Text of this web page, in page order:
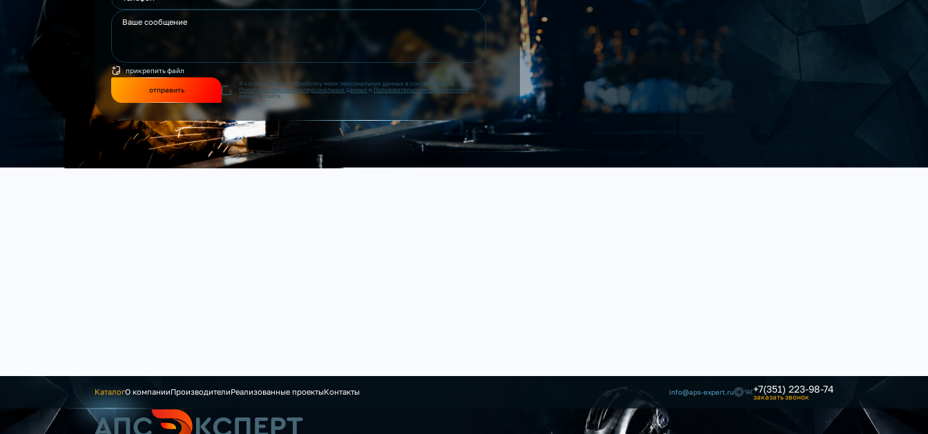
прикрепить файл
отправить
Я согласен(на) на обработку моих персональных данных в соответствии с
Политикой обработки персональных данных и Пользовательским соглашением
данного сайта.
КаталогО компанииПроизводителиРеализованные проектыКонтакты info@aps-expert.ru +7(351) 223-98-74
заказать звонок